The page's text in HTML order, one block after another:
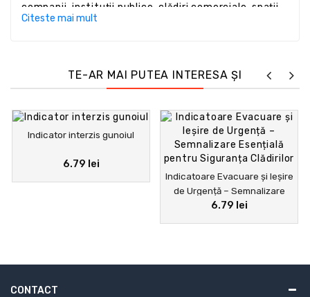
companii, instituții publice, clădiri comerciale, spații
industriale, unități medicale, unități de învățământ și
reprezintă o prioritate.
Citeste mai mult
TE-AR MAI PUTEA INTERESA ȘI
Indicator interzis gunoiul
6.79 lei
Indicatoare Evacuare și Ieșire
de Urgență – Semnalizare
Esențială pentru Siguranța
6.79 lei
CONTACT